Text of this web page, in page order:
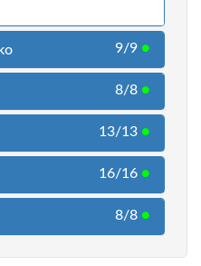
9/9 ●
8/8 ●
13/13 ●
16/16 ●
8/8 ●